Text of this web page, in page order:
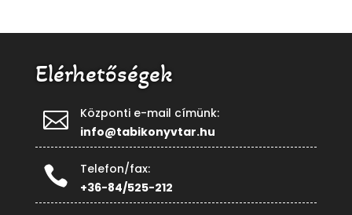
Elérhetőségek

Központi e-mail címünk:
info@tabikonyvtar.hu

Telefon/fax:
+36-84/525-212